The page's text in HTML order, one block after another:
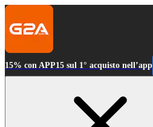
15% con APP15 sul 1° acquisto nell’app